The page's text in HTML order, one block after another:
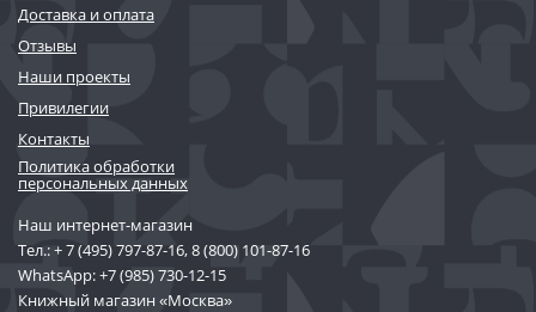
Доставка и оплата
Отзывы
Наши проекты
Привилегии
Контакты
Политика обработки
персональных данных
Наш интернет-магазин
Тел.:+ 7 (495) 797-87-16,8 (800) 101-87-16
WhatsApp:+7 (985) 730-12-15
Книжный магазин «Москва»